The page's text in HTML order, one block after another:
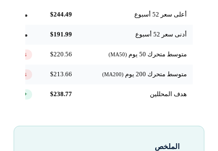
أعلى سعر 52 أسبوع $244.49 مرجعي
أدنى سعر 52 أسبوع $191.99 مرجعي
متوسط متحرك 50 يوم $220.56 ↓ تحت
متوسط متحرك 200 يوم $213.66 ↓ تحت
هدف المحللين $238.77
+19.4%
الملخص